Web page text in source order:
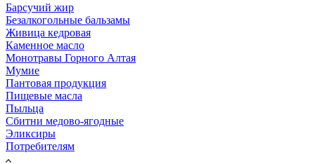
Барсучий жир
Безалкогольные бальзамы
Живица кедровая
Каменное масло
Монотравы Горного Алтая
Мумие
Пантовая продукция
Пищевые масла
Пыльца
Сбитни медово-ягодные
Эликсиры
Потребителям